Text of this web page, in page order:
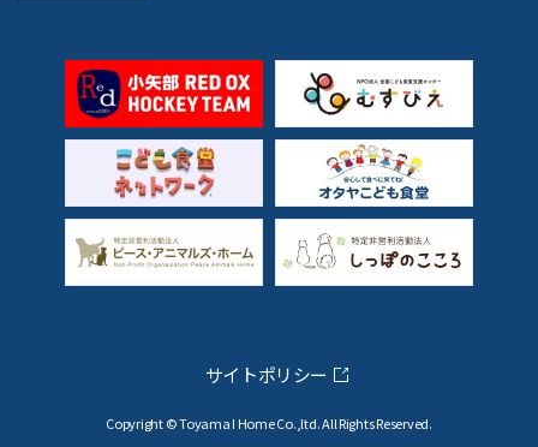
Copyright © Toyama I Home Co.,ltd. All Rights Reserved.
サイトポリシー